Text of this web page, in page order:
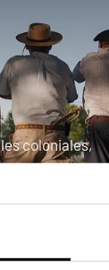
coloniales,